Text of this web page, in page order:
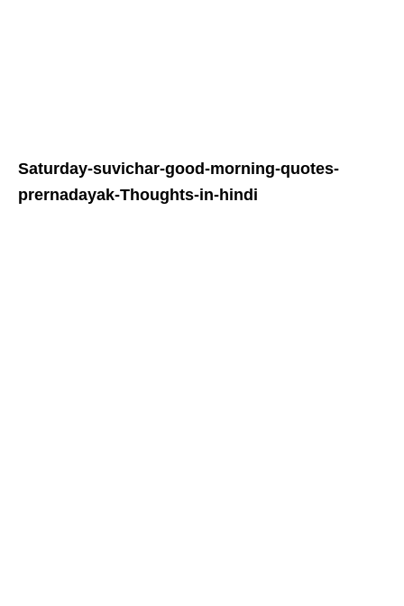
Saturday-suvichar-good-morning-quotes-
prernadayak-Thoughts-in-hindi